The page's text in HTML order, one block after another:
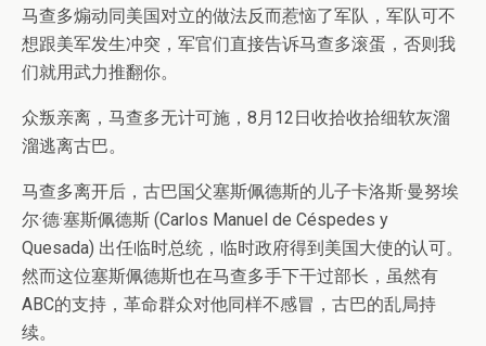
马查多煽动同美国对立的做法反而惹恼了军队，军队可不
想跟美军发生冲突，军官们直接告诉马查多滚蛋，否则我
们就用武力推翻你。
众叛亲离，马查多无计可施，8月12日收拾收拾细软灰溜
溜逃离古巴。
马查多离开后，古巴国父塞斯佩德斯的儿子卡洛斯·曼努埃
尔·德·塞斯佩德斯 (Carlos Manuel de Céspedes y
Quesada) 出任临时总统，临时政府得到美国大使的认可。
然而这位塞斯佩德斯也在马查多手下干过部长，虽然有
ABC的支持，革命群众对他同样不感冒，古巴的乱局持
续。